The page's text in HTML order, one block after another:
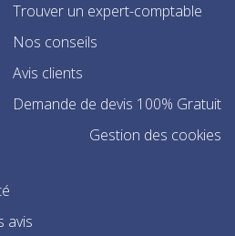
Trouver un expert-comptable
Nos conseils
Avis clients
Demande de devis 100% Gratuit
avis
Gestion des cookies